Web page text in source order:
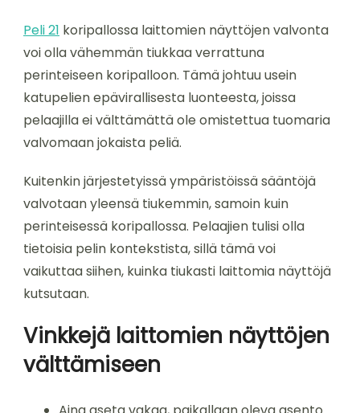
Peli 21 koripallossa laittomien näyttöjen valvonta
voi olla vähemmän tiukkaa verrattuna
perinteiseen koripalloon. Tämä johtuu usein
katupelien epävirallisesta luonteesta, joissa
pelaajilla ei välttämättä ole omistettua tuomaria
valvomaan jokaista peliä.
Kuitenkin järjestetyissä ympäristöissä sääntöjä
valvotaan yleensä tiukemmin, samoin kuin
perinteisessä koripallossa. Pelaajien tulisi olla
tietoisia pelin kontekstista, sillä tämä voi
vaikuttaa siihen, kuinka tiukasti laittomia näyttöjä
kutsutaan.
Vinkkejä laittomien näyttöjen
välttämiseen